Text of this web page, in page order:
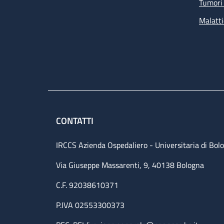
CONTATTI
IRCCS Azienda Ospedaliero - Universitaria di
Via Giuseppe Massarenti, 9, 40138 Bologna
C.F. 92038610371
P.IVA 02553300373